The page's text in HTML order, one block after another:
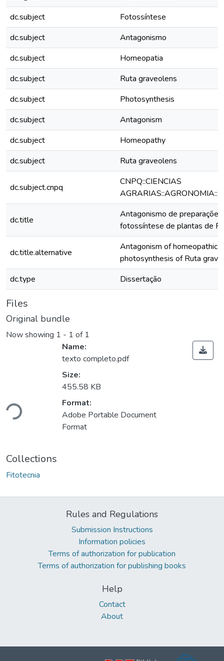
dc.subject
Fotossíntese
dc.subject
Antagonismo
dc.subject
Homeopatia
dc.subject
Ruta graveolens
dc.subject
Photosynthesis
dc.subject
Antagonism
dc.subject
Homeopathy
dc.subject
Ruta graveolens
dc.subject.cnpq
CNPQ::CIENCIAS
dc.title
Antagonismo de
fotossíntese de plantas de
dc.title.alternative
Antagonism of homeopathic
photosynthesis of Ruta
dc.type
Dissertação
Files
Original bundle
Now showing 1 - 1 of 1
Loading...
Name:
texto completo.pdf
Size:
455.58 KB
Format:
Adobe Portable Document
Format
Collections
Fitotecnia
Rules and Regulations
Submission Instructions
Information policies
Terms of authorization for publication
Terms of authorization for publishing books
Help
Contact
About